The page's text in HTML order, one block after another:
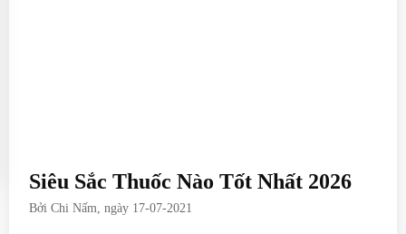
Siêu Sắc Thuốc Nào Tốt Nhất 2026
BởiChi Nấm, ngày 17-07-2021